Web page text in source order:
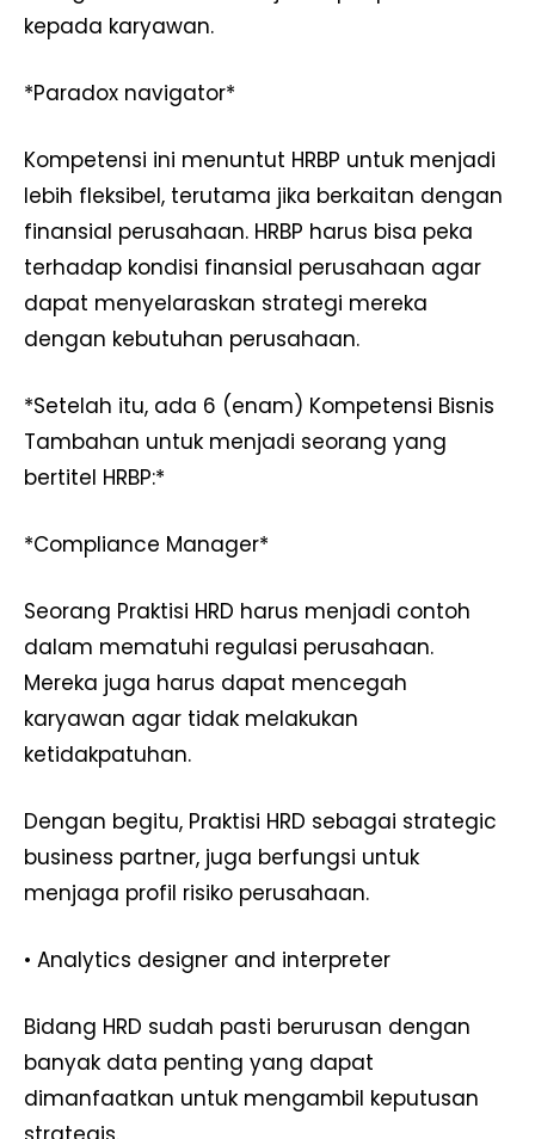
Magazine PRO
kepada karyawan.
*Paradox navigator*
Kompetensi ini menuntut HRBP untuk menjadi
lebih fleksibel, terutama jika berkaitan dengan
finansial perusahaan. HRBP harus bisa peka
terhadap kondisi finansial perusahaan agar
dapat menyelaraskan strategi mereka
dengan kebutuhan perusahaan.
*Setelah itu, ada 6 (enam) Kompetensi Bisnis
Tambahan untuk menjadi seorang yang
bertitel HRBP:*
*Compliance Manager*
Seorang Praktisi HRD harus menjadi contoh
dalam mematuhi regulasi perusahaan.
Mereka juga harus dapat mencegah
karyawan agar tidak melakukan
ketidakpatuhan.
Dengan begitu, Praktisi HRD sebagai strategic
business partner, juga berfungsi untuk
menjaga profil risiko perusahaan.
• Analytics designer and interpreter
Bidang HRD sudah pasti berurusan dengan
banyak data penting yang dapat
dimanfaatkan untuk mengambil keputusan